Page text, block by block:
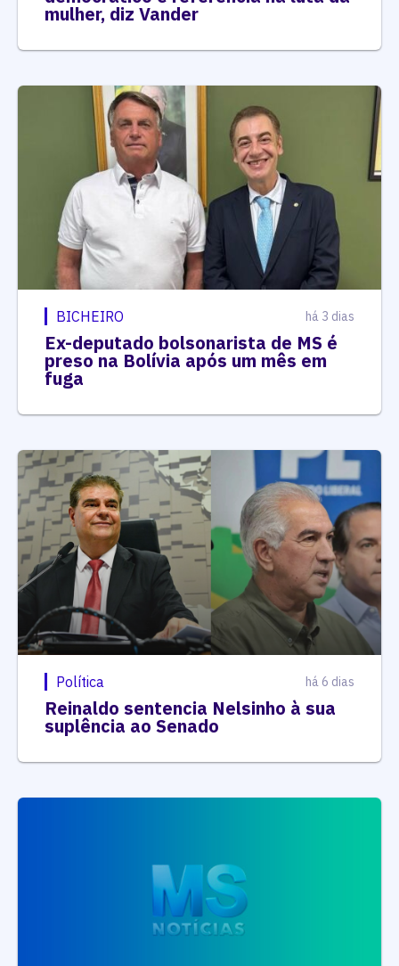
mulher, diz Vander
BICHEIRO há 3 dias
Ex-deputado bolsonarista de MS é
preso na Bolívia após um mês em
fuga
Política há 6 dias
Reinaldo sentencia Nelsinho à sua
suplência ao Senado